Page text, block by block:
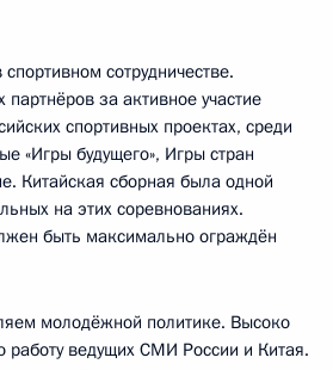
сотрудничестве.
за активное участие
спортивных проектах, среди
«Игры будущего», Игры стран
Китайская сборная была одной
на этих соревнованиях.
быть максимально ограждён
молодёжной политике. Высоко
ведущих СМИ России и Китая.